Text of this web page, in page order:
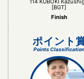
114 KUBOKI
[BGT]
Finish
ポイント
Points Classification